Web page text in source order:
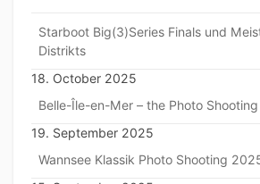
Starboot Big(3)Series Finals und
Distrikts
18. October 2025
Belle-Île-en-Mer – the Photo
19. September 2025
Wannsee Klassik Photo Shooting